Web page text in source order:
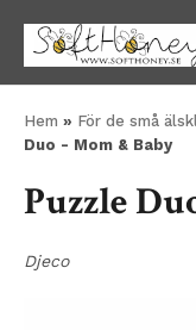
Hem » För de små
Duo - Mom & Baby
Puzzle
Djeco